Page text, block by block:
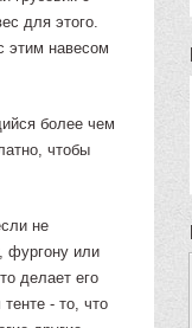
для этого.
этим навесом
более чем
чтобы
не
фургону или
делает его
- то, что